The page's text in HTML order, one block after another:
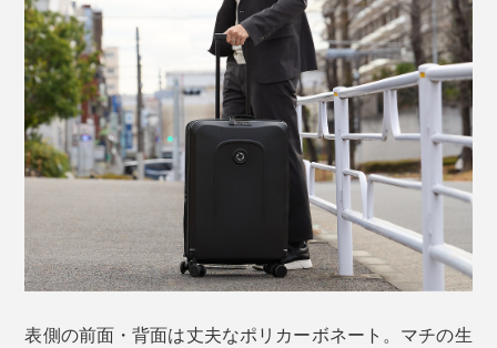
スーツケースの内側に記載されている固有コードで、あ
らかじめ自分のスーツケースを登録。万が一紛失したと
きに、発見者が２次元コードを読み込み、固有コードを
入力することで、持ち主へ連絡できる仕組みです。
※GPSなどで位置情報を追跡するものではありません。
スマートトラッカーと併用すれば、万が一の場合も、手
元に戻る確率が格段にあがるはずです。
表側の前面・背面は丈夫なポリカーボネート。マチの生